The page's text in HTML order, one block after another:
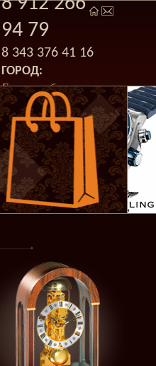
94 79
8 343 376 41 16
ГОРОД:
Екатеринбург